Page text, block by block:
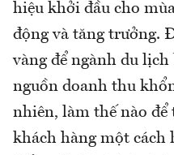
hiệu khởi đầu cho
động và tăng trưởng.
vàng để ngành du lịch
nguồn doanh thu
nhiên, làm thế nào để
khách hàng một cách